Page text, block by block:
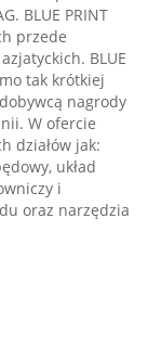
BLUE PRINT
przede
BLUE
tak krótkiej
nagrody
W ofercie
działów jak:
układ
i
oraz narzędzia